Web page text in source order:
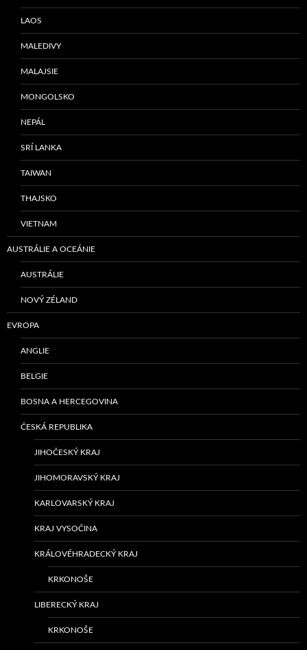
LAOS
MALEDIVY
MALAJSIE
MONGOLSKO
NEPÁL
SRÍ LANKA
TAIWAN
THAJSKO
VIETNAM
AUSTRÁLIE A OCEÁNIE
AUSTRÁLIE
NOVÝ ZÉLAND
EVROPA
ANGLIE
BELGIE
BOSNA A HERCEGOVINA
ČESKÁ REPUBLIKA
JIHOČESKÝ KRAJ
JIHOMORAVSKÝ KRAJ
KARLOVARSKÝ KRAJ
KRAJ VYSOČINA
KRÁLOVÉHRADECKÝ KRAJ
KRKONOŠE
LIBERECKÝ KRAJ
KRKONOŠE